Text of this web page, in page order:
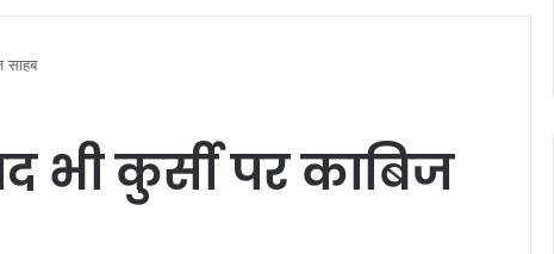
साहब
भी कुर्सी पर काबिज